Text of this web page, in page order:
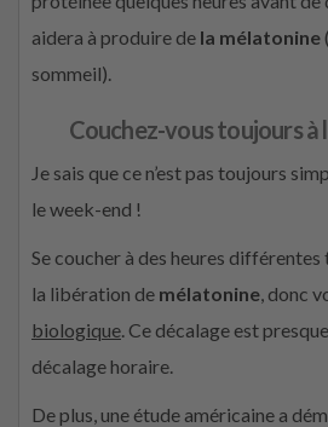
aidera à produire de la mélatonine
sommeil).
Couchez-vous toujours à
Je sais que ce n’est pas toujours
le week-end !
Se coucher à des heures
la libération de mélatonine , donc
biologique . Ce décalage est
décalage horaire.
De plus, une étude américaine a